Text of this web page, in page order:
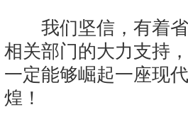
我们坚信，有着省
相关部门的大力支持
一定能够崛起一座现
煌！